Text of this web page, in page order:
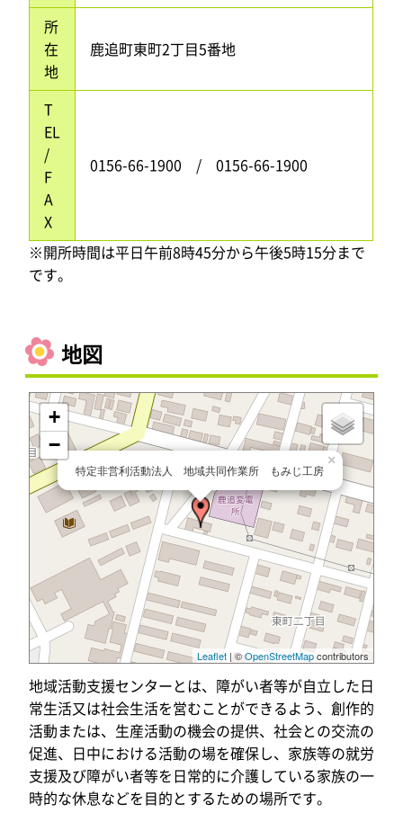
所
在
地
鹿追町東町2丁目5番地
T
EL
/
F
A
X
0156-66-1900 / 0156-66-1900
※開所時間は平日午前8時45分から午後5時15分まで
です。
地図
特定非営利活動法人 地域共同作業所 もみじ工房
×
+
−
Leaflet| ©OpenStreetMapcontributors
地域活動支援センターとは、障がい者等が自立した日
常生活又は社会生活を営むことができるよう、創作的
活動または、生産活動の機会の提供、社会との交流の
促進、日中における活動の場を確保し、家族等の就労
支援及び障がい者等を日常的に介護している家族の一
時的な休息などを目的とするための場所です。